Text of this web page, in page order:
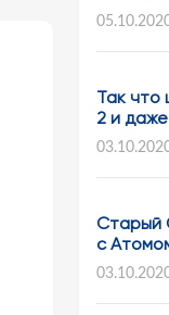
Так
2 и
Старый
с